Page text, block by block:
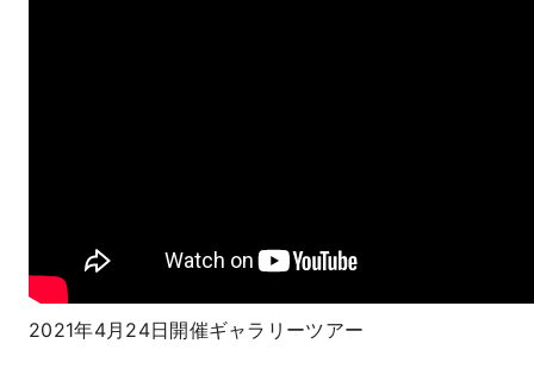
2021年4月24日開催ギャラリーツアー